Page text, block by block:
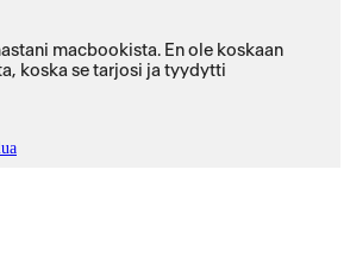
macbookista. En ole koskaan
koska se tarjosi ja tyydytti